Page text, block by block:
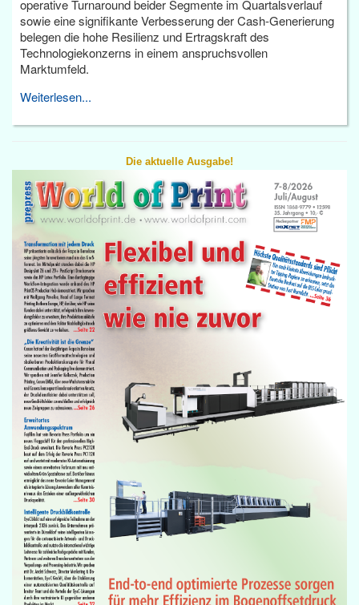
operative Turnaround beider Segmente im Quartalsverlauf
sowie eine signifikante Verbesserung der Cash-Generierung
belegen die hohe Resilienz und Ertragskraft des
Technologiekonzerns in einem anspruchsvollen
Marktumfeld.
Weiterlesen...
Die aktuelle Ausgabe!